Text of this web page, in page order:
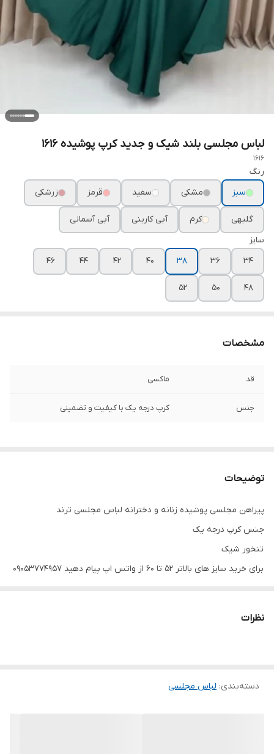
لباس مجلسی بلند شیک و جدید کرپ پوشیده ۱۶۱۶
1616
رنگ
سبز
مشکی سفید قرمز زرشکی
گلبهی کرم آبی کاربنی
آبی آسمانی
سایز
۳۴
۳۶ ۳۸ ۴۰ ۴۲ ۴۴ ۴۶
۴۸ ۵۰ ۵۲
مشخصات
قد ماکسی
جنس کرپ درجه یک با کیفیت و تضمینی
توضیحات
پیراهن مجلسی پوشیده زنانه و دخترانه لباس مجلسی ترند
جنس کرپ درجه یک
تنخور شیک
برای خرید سایز های بالاتر ۵۲ تا ۶۰ از واتس اپ پیام دهید ۰۹۰۵۳۷۷۴۹۵۷
تعویض سایز دارد.
نظرات
دسته‌بندی: لباس مجلسی